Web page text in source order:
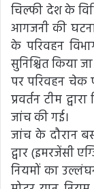
चिल्फी देश के
आगजनी की
के परिवहन
सुनिश्चित किया
पर परिवहन चेक
प्रवर्तन टीम
जांच की गई।
जांच के दौरान
द्वार (इमरजेंसी
नियमों का